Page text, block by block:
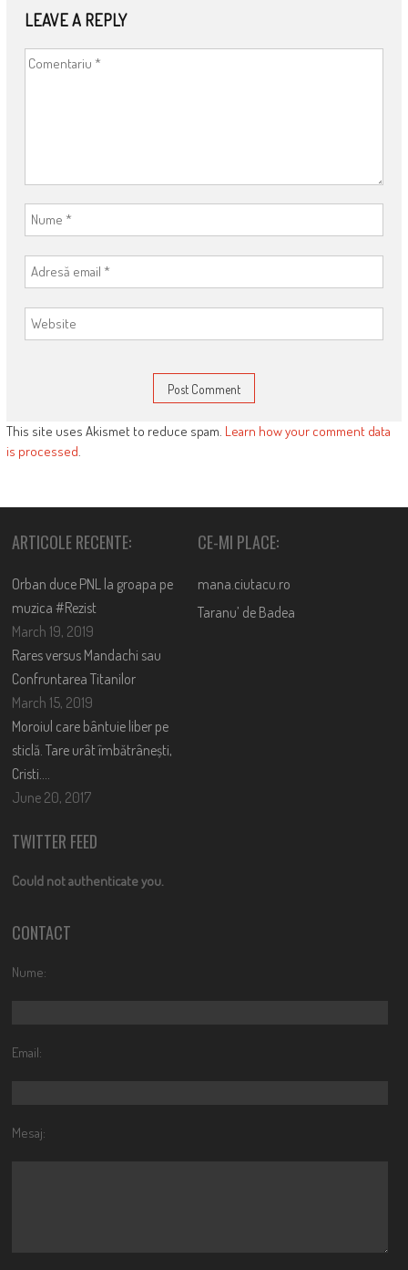
LEAVE A REPLY
This site uses Akismet to reduce spam. Learn how your comment data
is processed.
ARTICOLE RECENTE:
Orban duce PNL la groapa pe
muzica #Rezist
March 19, 2019
Rares versus Mandachi sau
Confruntarea Titanilor
March 15, 2019
Moroiul care bântuie liber pe
sticlă. Tare urât îmbătrânești,
Cristi….
June 20, 2017
CE-MI PLACE:
mana.ciutacu.ro
Taranu’ de Badea
TWITTER FEED
Could not authenticate you.
CONTACT
Nume:
Email:
Mesaj: